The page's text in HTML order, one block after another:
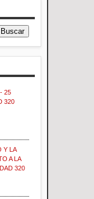
25
320
Y LA
A LA
320